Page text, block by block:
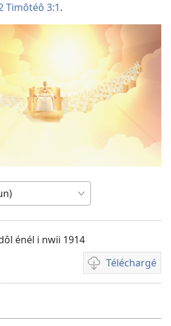
Timôtéô 3:1.
énél i nwii 1914
Téléchargé
Manjel
inyu